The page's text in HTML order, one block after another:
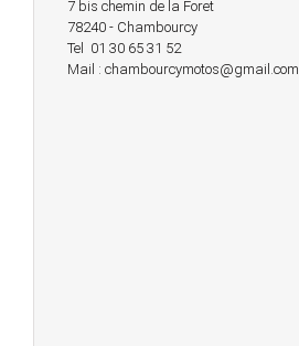
7 bis chemin de la Foret
78240 - Chambourcy
Tel 01 30 65 31 52
Mail : chambourcymotos@gmail.com